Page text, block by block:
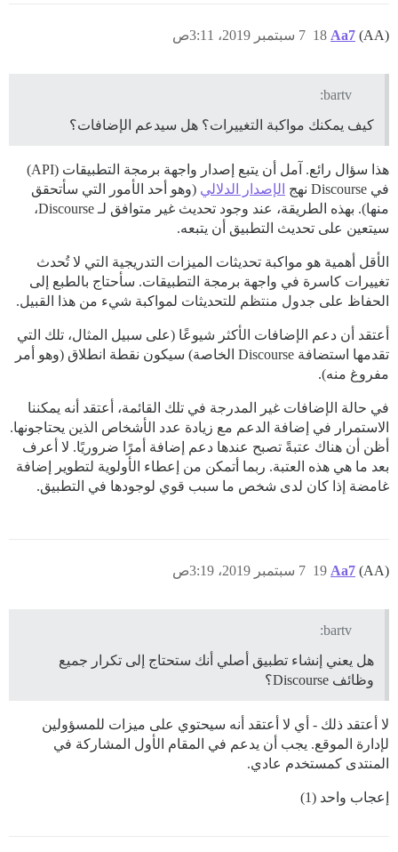
Aa7 (AA) 7 سبتمبر 2019، 3:11ص 18
bartv:
كيف يمكنك مواكبة التغييرات؟ هل سيدعم الإضافات؟
هذا سؤال رائع. آمل أن يتبع إصدار واجهة برمجة التطبيقات (API)
في Discourse نهج
الإصدار الدلالي (وهو أحد الأمور التي سأتحقق
منها). بهذه الطريقة، عند وجود تحديث غير متوافق لـ Discourse،
سيتعين على تحديث التطبيق أن يتبعه.
الأقل أهمية هو مواكبة تحديثات الميزات التدريجية التي لا تُحدث
تغييرات كاسرة في واجهة برمجة التطبيقات. سأحتاج بالطبع إلى
الحفاظ على جدول منتظم للتحديثات لمواكبة شيء من هذا القبيل.
أعتقد أن دعم الإضافات الأكثر شيوعًا (على سبيل المثال، تلك التي
تقدمها استضافة Discourse الخاصة) سيكون نقطة انطلاق (وهو أمر
مفروغ منه).
في حالة الإضافات غير المدرجة في تلك القائمة، أعتقد أنه يمكننا
الاستمرار في إضافة الدعم مع زيادة عدد الأشخاص الذين يحتاجونها.
أظن أن هناك عتبةً تصبح عندها دعم إضافة أمرًا ضروريًا. لا أعرف
بعد ما هي هذه العتبة. ربما أتمكن من إعطاء الأولوية لتطوير إضافة
غامضة إذا كان لدى شخص ما سبب قوي لوجودها في التطبيق.
Aa7 (AA) 7 سبتمبر 2019، 3:19ص 19
bartv:
هل يعني إنشاء تطبيق أصلي أنك ستحتاج إلى تكرار جميع
وظائف Discourse؟
لا أعتقد ذلك - أي لا أعتقد أنه سيحتوي على ميزات للمسؤولين
لإدارة الموقع. يجب أن يدعم في المقام الأول المشاركة في
المنتدى كمستخدم عادي.
إعجاب واحد (1)